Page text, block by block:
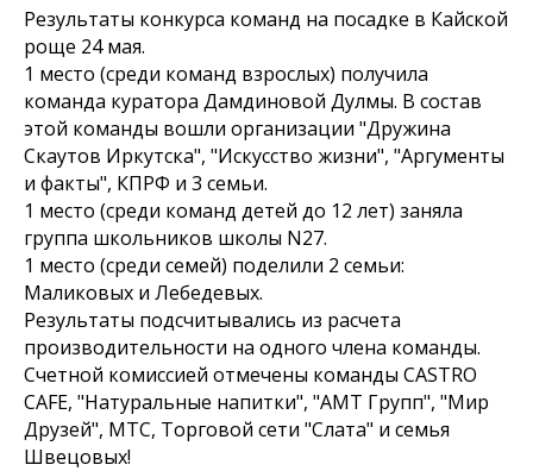
Результаты конкурса команд на посадке в Кайской
роще 24 мая.
1 место (среди команд взрослых) получила
команда куратора Дамдиновой Дулмы. В состав
этой команды вошли организации "Дружина
Скаутов Иркутска", "Искусство жизни", "Аргументы
и факты", КПРФ и 3 семьи.
1 место (среди команд детей до 12 лет) заняла
группа школьников школы N27.
1 место (среди семей) поделили 2 семьи:
Маликовых и Лебедевых.
Результаты подсчитывались из расчета
производительности на одного члена команды.
Счетной комиссией отмечены команды CASTRO
CAFE, "Натуральные напитки", "АМТ Групп", "Мир
Друзей", МТС, Торговой сети "Слата" и семья
Швецовых!